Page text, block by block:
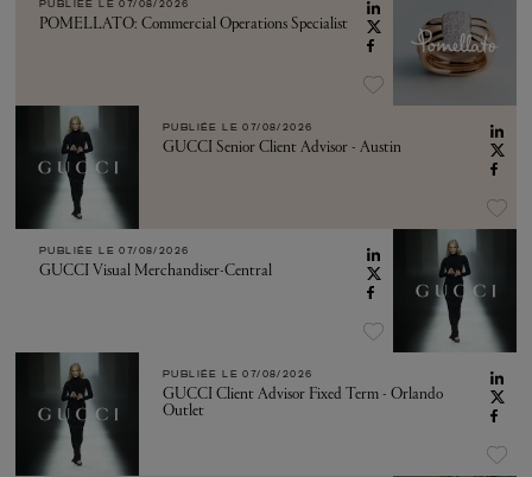
PUBLIÉE LE 07/08/2026
POMELLATO: Commercial Operations Specialist
PUBLIÉE LE 07/08/2026
GUCCI Senior Client Advisor - Austin
PUBLIÉE LE 07/08/2026
GUCCI Visual Merchandiser-Central
PUBLIÉE LE 07/08/2026
GUCCI Client Advisor Fixed Term - Orlando
Outlet